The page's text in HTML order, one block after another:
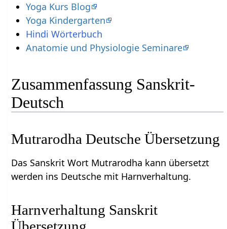
Yoga Kurs Blog
Yoga Kindergarten
Hindi Wörterbuch
Anatomie und Physiologie Seminare
Zusammenfassung Sanskrit-
Deutsch
Mutrarodha Deutsche Übersetzung
Das Sanskrit Wort Mutrarodha kann übersetzt
werden ins Deutsche mit Harnverhaltung.
Harnverhaltung Sanskrit